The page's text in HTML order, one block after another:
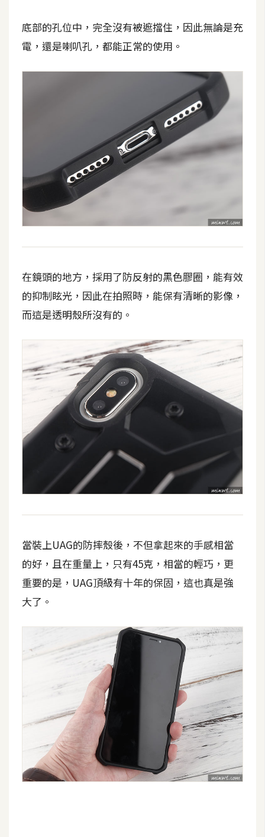
底部的孔位中，完全沒有被遮擋住，因此無論是充
電，還是喇叭孔，都能正常的使用。
在鏡頭的地方，採用了防反射的黑色膠圈，能有效
的抑制眩光，因此在拍照時，能保有清晰的影像，
而這是透明殼所沒有的。
當裝上UAG的防摔殼後，不但拿起來的手感相當
的好，且在重量上，只有45克，相當的輕巧，更
重要的是，UAG頂級有十年的保固，這也真是強
大了。